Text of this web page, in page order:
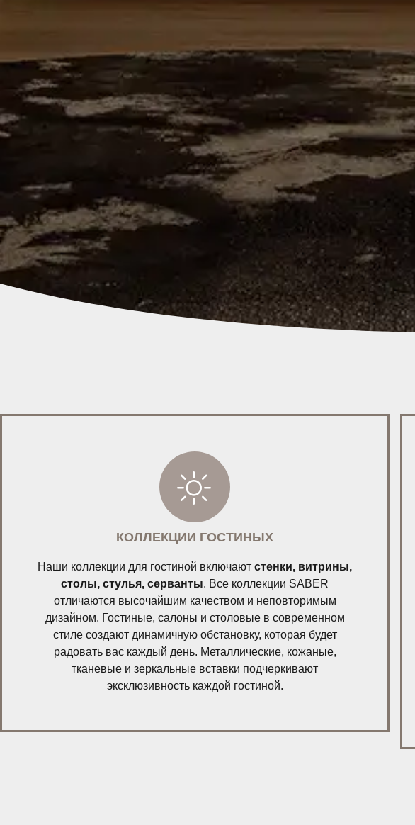
КОЛЛЕКЦИИ ГОСТИНЫХ
Наши коллекции для гостиной включают стенки, витрины,
столы, стулья, серванты. Все коллекции SABER
отличаются высочайшим качеством и неповторимым
дизайном. Гостиные, салоны и столовые в современном
стиле создают динамичную обстановку, которая будет
радовать вас каждый день. Металлические, кожаные,
тканевые и зеркальные вставки подчеркивают
эксклюзивность каждой гостиной.